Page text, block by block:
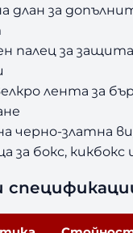
длан за
палец за
лента за
черно-златна
за бокс,